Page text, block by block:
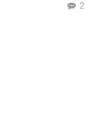
2